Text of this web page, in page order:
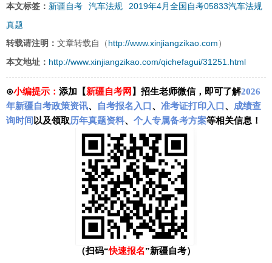
本文标签： 新疆自考 汽车法规
2019年4月全国自考05833汽车法规
真题
转载请注明： 文章转载自（ http://www.xinjiangzikao.com ）
本文地址： http://www.xinjiangzikao.com/qichefagui/31251.html
⊙小编提示： 添加【新疆自考网 】招生老师微信，即可了解2026
年新疆自考政策资讯、 自考报名入口 、 准考证打印入口 、 成绩查
询时间 以及领取历年真题资料、 个人专属备考方案等相关信息！
（扫码“快速报名”新疆自考）